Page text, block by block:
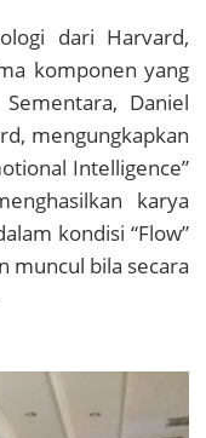
dari Harvard,
komponen yang
Daniel
mengungkapkan
Intelligence”
karya
kondisi “Flow”
muncul bila secara